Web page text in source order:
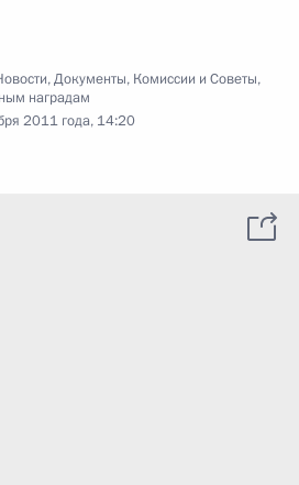
,Документы, Комиссии и Советы,
наградам
2011 года, 14:20